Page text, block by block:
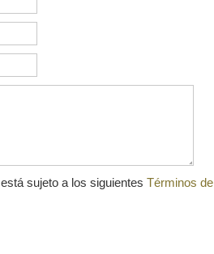
sujeto a los siguientes Términos de